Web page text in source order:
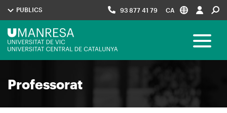
Menú
UManresa
PUBLICS 93 877 41 79 CA
Navegació
Toggle
Professorat